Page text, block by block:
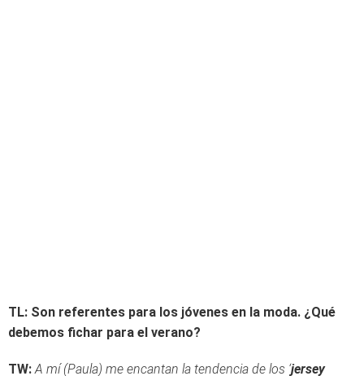
TL: Son referentes para los jóvenes en la moda. ¿Qué
debemos fichar para el verano?
TW: A mí (Paula) me encantan la tendencia de los ‘jersey